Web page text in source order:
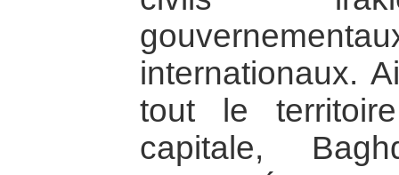
internationaux.
tout le
capitale,